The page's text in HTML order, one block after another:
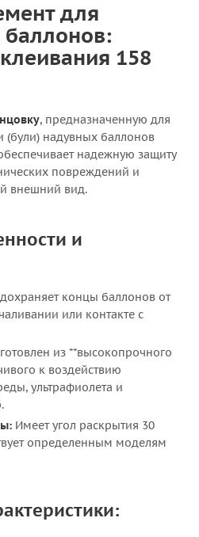
для
баллонов:
158
, предназначенную для
(були) надувных баллонов
надежную защиту
повреждений и
внешний вид.
и
концы баллонов от
или контакте с
из **высокопрочного
к воздействию
ультрафиолета и
Имеет угол раскрытия 30
определенным моделям